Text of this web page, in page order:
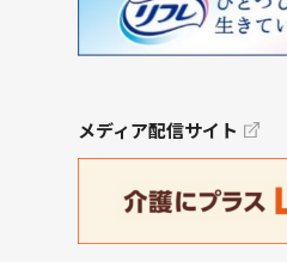
メディア配信サイト